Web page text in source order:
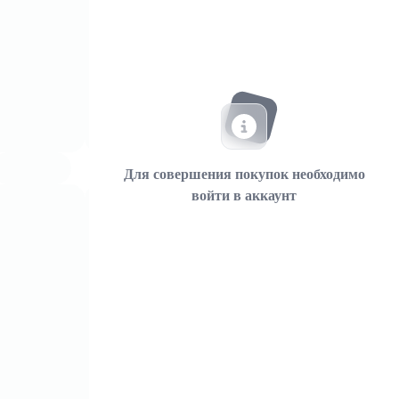
Для совершения покупок необходимо
войти в аккаунт